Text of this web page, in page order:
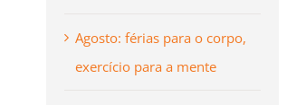
Agosto: férias para o corpo,
exercício para a mente